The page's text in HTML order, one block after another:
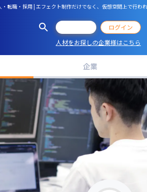
転職・採用 | エフェクト制作だけでなく、仮想空間上で行
ログイン
人材をお探しの企業様はこちら
企業